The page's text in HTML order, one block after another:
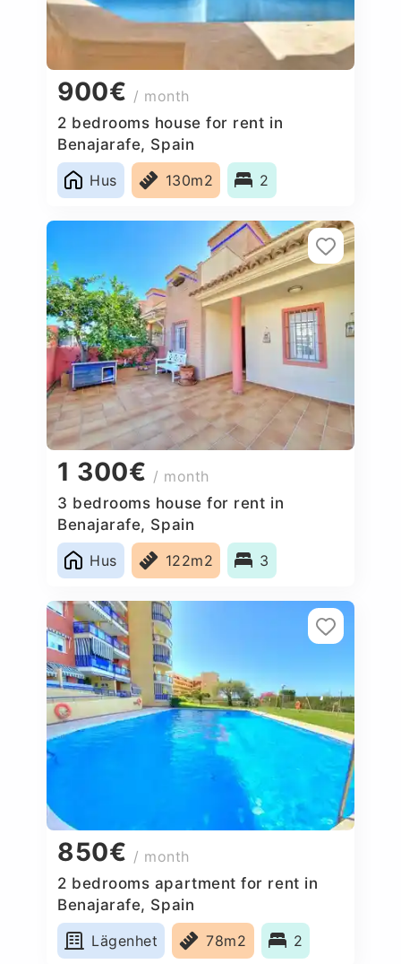
900€ / month
2 bedrooms house for rent in
Benajarafe, Spain
Hus
130m2 2
1 300€ / month
3 bedrooms house for rent in
Benajarafe, Spain
Hus
122m2 3
850€ / month
2 bedrooms apartment for rent in
Benajarafe, Spain
Lägenhet
78m2 2